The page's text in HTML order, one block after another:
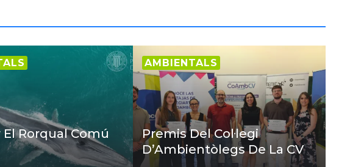
Rorqual Comú
AMBIENTALS
Premis Del Col·legi
D’Ambientòlegs De La CV